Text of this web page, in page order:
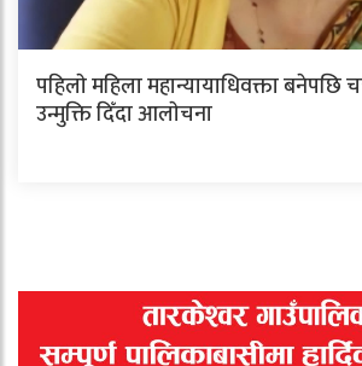
पहिलाे महिला महान्यायाधिवक्ता बनेपछि
उन्मुक्ति दिँदा आलाेचना